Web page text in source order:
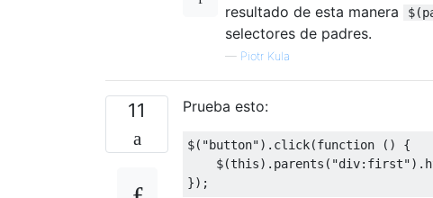
resultado de esta manera
selectores de padres.
— Piotr Kula
11 Prueba esto:
$( "button"). click(function ()
{
    $
(this). parents ( "div:first").
});